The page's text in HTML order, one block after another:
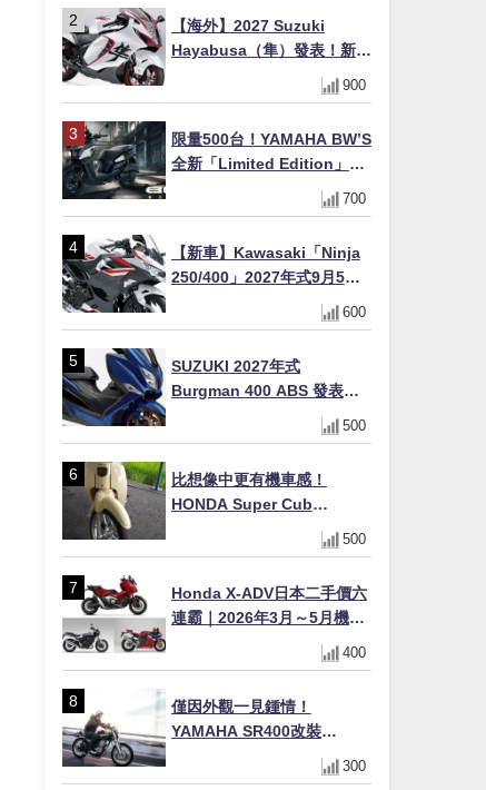
【海外】2027 Suzuki
Hayabusa（隼）發表！新增
Special Edition 特仕版，全
新珍珠白塗裝與專屬配備登
900
限量500台！YAMAHA BW’S
全新「Limited Edition」都
市探索限定色 GOOPiMADE
聯名包同步登場
700
【新車】Kawasaki「Ninja
250/400」2027年式9月5日
日本發售！新塗裝登場×價格
不變×輔助滑動式離合器
600
SUZUKI 2027年式
Burgman 400 ABS 發表！
8/18日本上市、支援E10汽油
售價98萬100日圓
500
比想像中更有機車感！
HONDA Super Cub
110【Webike愛車精選】
500
Honda X-ADV日本二手價六
連霸｜2026年3月～5月機車
轉售排行榜 CBR1000RR-R
FIREBLADE SP首度躋身前
400
僅因外觀一見鍾情！
YAMAHA SR400改裝
Tracker風格｜ 女車主的機車
人生蛻變記
300